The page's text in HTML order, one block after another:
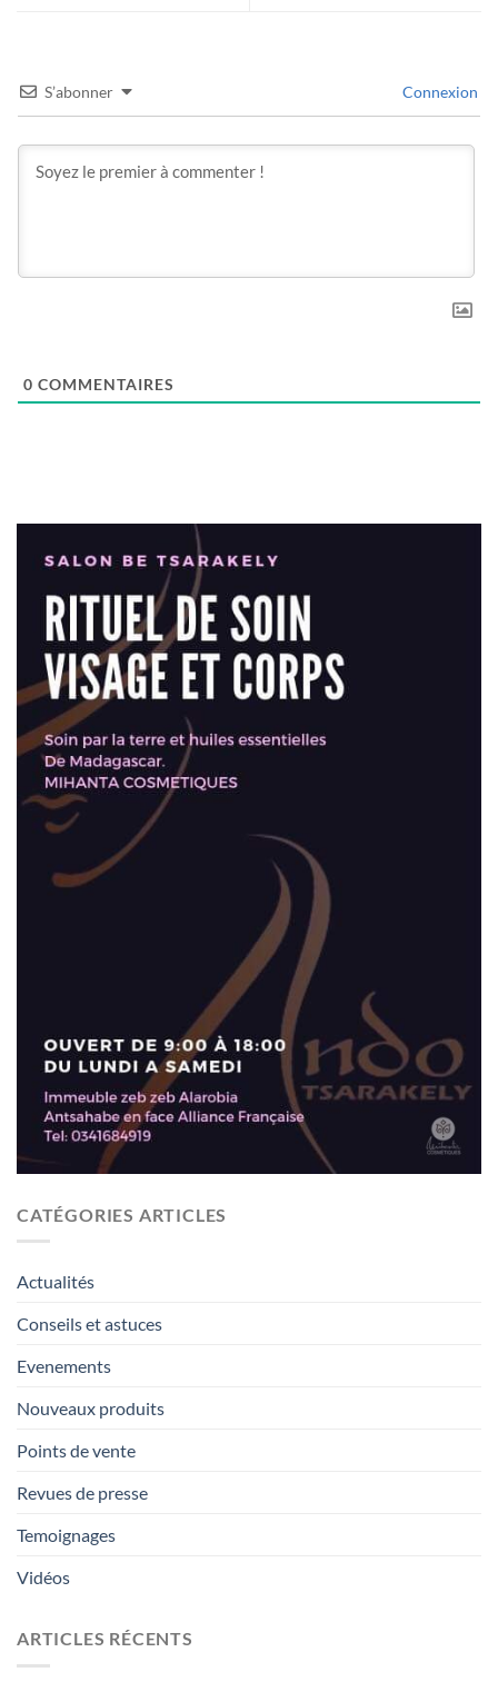
S’abonner Connexion
0 COMMENTAIRES
CATÉGORIES ARTICLES
Actualités
Conseils et astuces
Evenements
Nouveaux produits
Points de vente
Revues de presse
Temoignages
Vidéos
ARTICLES RÉCENTS